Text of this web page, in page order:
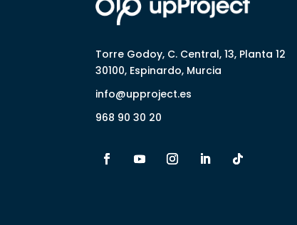
Torre Godoy, C. Central, 13, Planta 12
30100, Espinardo, Murcia
info@upproject.es
968 90 30 20